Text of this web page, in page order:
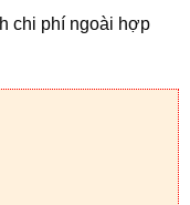
chi phí ngoài hợp